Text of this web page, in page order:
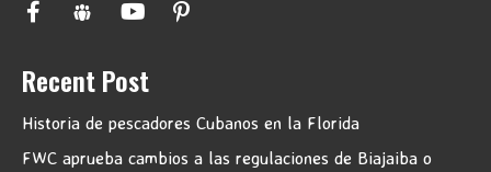
Recent Post
Historia de pescadores Cubanos en la Florida
FWC aprueba cambios a las regulaciones de Biajaiba o